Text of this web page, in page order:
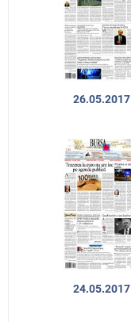
26.05.2017
24.05.2017